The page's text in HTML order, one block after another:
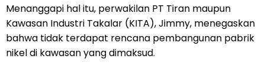
Menanggapi hal itu, perwakilan PT Tiran maupun
Kawasan Industri Takalar (KITA), Jimmy, menegaskan
bahwa tidak terdapat rencana pembangunan pabrik
nikel di kawasan yang dimaksud.